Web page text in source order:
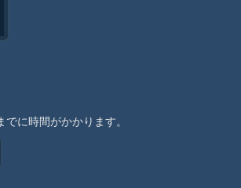
に時間がかかります。